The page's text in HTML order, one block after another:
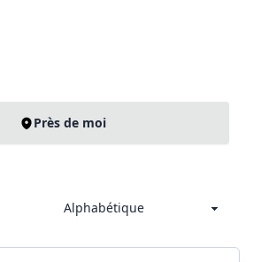
Près de moi